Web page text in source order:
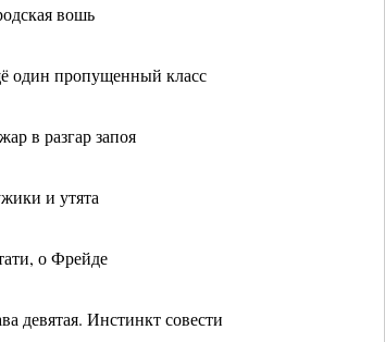
вошь
один пропущенный класс
в разгар запоя
и утята
о Фрейде
девятая. Инстинкт совести